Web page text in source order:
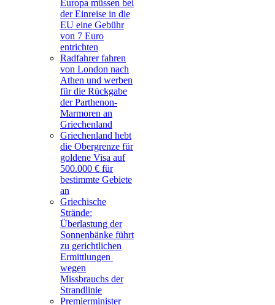
Europa müssen bei
der Einreise in die
EU eine Gebühr
von 7 Euro
entrichten
Radfahrer fahren
von London nach
Athen und werben
für die Rückgabe
der Parthenon-
Marmoren an
Griechenland
Griechenland hebt
die Obergrenze für
goldene Visa auf
500.000 € für
bestimmte Gebiete
an
Griechische
Strände:
Überlastung der
Sonnenbänke führt
zu gerichtlichen
Ermittlungen
wegen
Missbrauchs der
Strandlinie
Premierminister